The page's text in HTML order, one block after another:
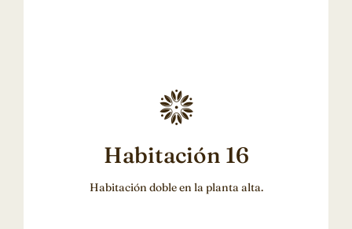
Habitación 16
Habitación doble en la planta alta.